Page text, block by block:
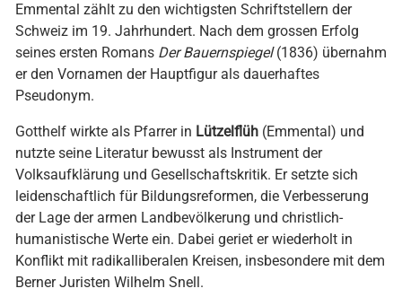
Emmental zählt zu den wichtigsten Schriftstellern der
Schweiz im 19. Jahrhundert. Nach dem grossen Erfolg
seines ersten Romans Der Bauernspiegel(1836) übernahm
er den Vornamen der Hauptfigur als dauerhaftes
Pseudonym.
Gotthelf wirkte als Pfarrer in Lützelflüh (Emmental) und
nutzte seine Literatur bewusst als Instrument der
Volksaufklärung und Gesellschaftskritik. Er setzte sich
leidenschaftlich für Bildungsreformen, die Verbesserung
der Lage der armen Landbevölkerung und christlich-
humanistische Werte ein. Dabei geriet er wiederholt in
Konflikt mit radikalliberalen Kreisen, insbesondere mit dem
Berner Juristen Wilhelm Snell.